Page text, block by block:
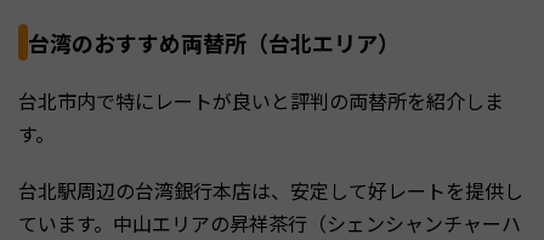
台湾のおすすめ両替所（台北エリア）
台北市内で特にレートが良いと評判の両替所を紹介しま
す。
台北駅周辺の台湾銀行本店は、安定して好レートを提供し
ています。中山エリアの昇祥茶行（シェンシャンチャーハ